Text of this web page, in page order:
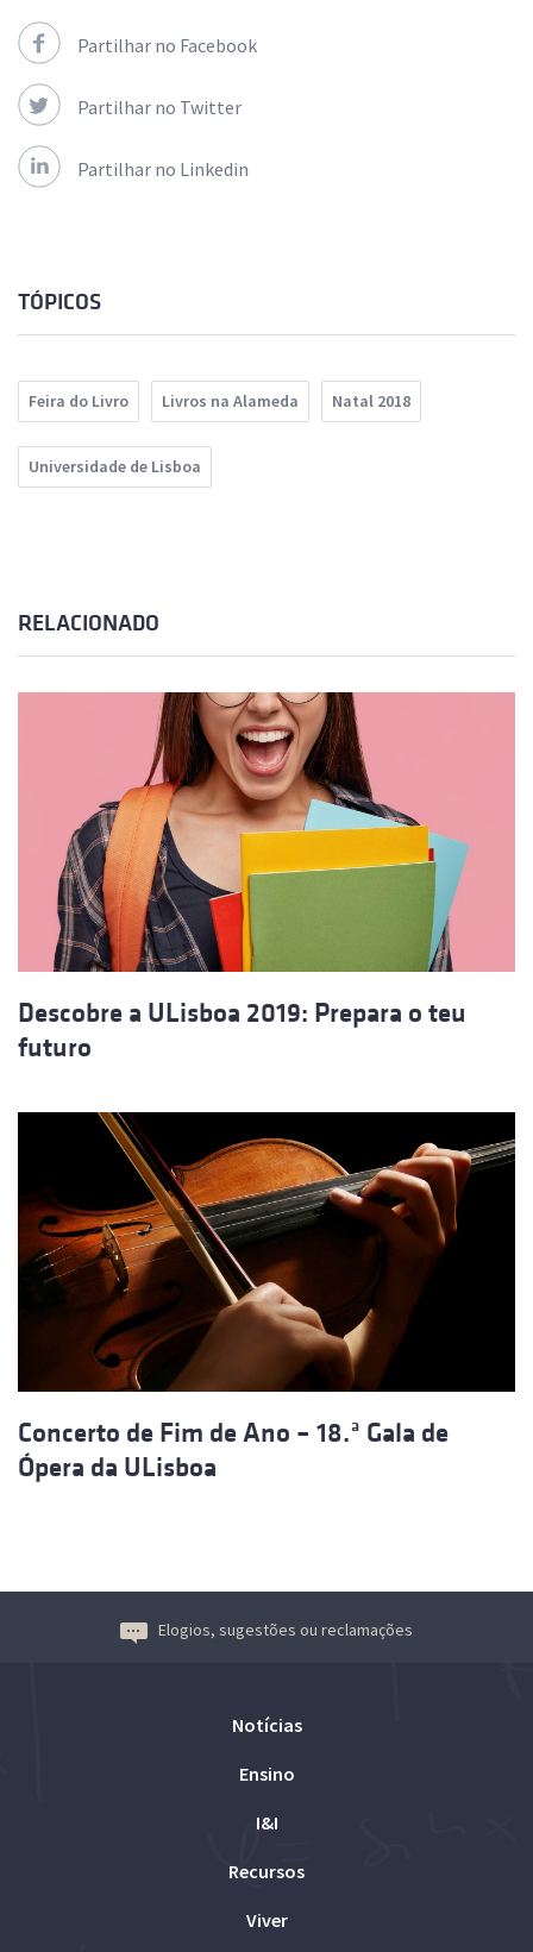
Partilhar no Facebook
Partilhar no Twitter
Partilhar no Linkedin
TÓPICOS
Feira do Livro Livros na Alameda Natal 2018
Universidade de Lisboa
RELACIONADO
Descobre a ULisboa 2019: Prepara o teu
futuro
Concerto de Fim de Ano – 18.ª Gala de
Ópera da ULisboa
Elogios, sugestões ou reclamações
Notícias
Ensino
I&I
Recursos
Viver